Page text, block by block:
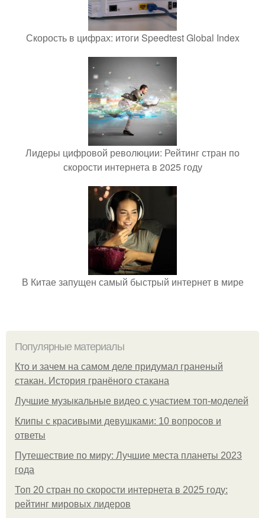
Скорость в цифрах: итоги Speedtest Global Index
Лидеры цифровой революции: Рейтинг стран по
скорости интернета в 2025 году
В Китае запущен самый быстрый интернет в мире
Популярные материалы
Кто и зачем на самом деле придумал граненый
стакан. История гранёного стакана
Лучшие музыкальные видео с участием топ-моделей
Клипы с красивыми девушками: 10 вопросов и
ответы
Путешествие по миру: Лучшие места планеты 2023
года
Топ 20 стран по скорости интернета в 2025 году:
рейтинг мировых лидеров